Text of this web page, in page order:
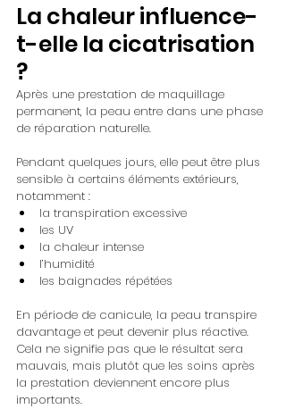
La chaleur influence-
t-elle la cicatrisation
?
Après une prestation de maquillage
permanent, la peau entre dans une phase
de réparation naturelle.
Pendant quelques jours, elle peut être plus
sensible à certains éléments extérieurs,
notamment :
la transpiration excessive
les UV
la chaleur intense
l’humidité
les baignades répétées
En période de canicule, la peau transpire
davantage et peut devenir plus réactive.
Cela ne signifie pas que le résultat sera
mauvais, mais plutôt que les soins après
la prestation deviennent encore plus
importants.